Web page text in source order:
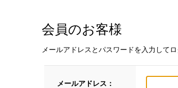
会員のお客様
メールアドレスとパスワードを入力してロ
メールアドレス：